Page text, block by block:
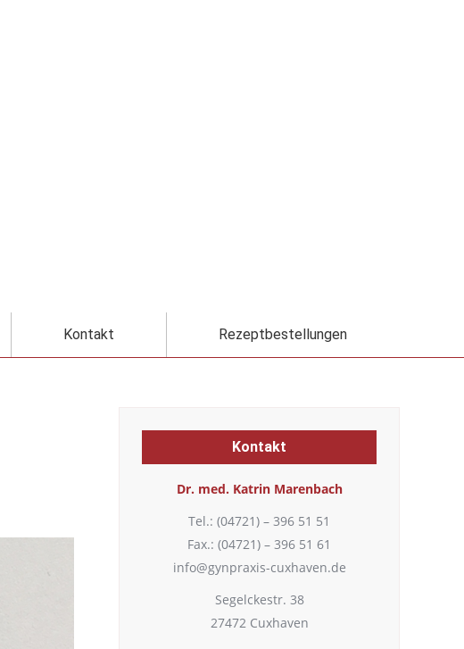
Kontakt Rezeptbestellungen
Kontakt
Dr. med. Katrin Marenbach
Tel.: (04721) – 396 51 51
Fax.: (04721) – 396 51 61
info@gynpraxis-cuxhaven.de
Segelckestr. 38
27472 Cuxhaven